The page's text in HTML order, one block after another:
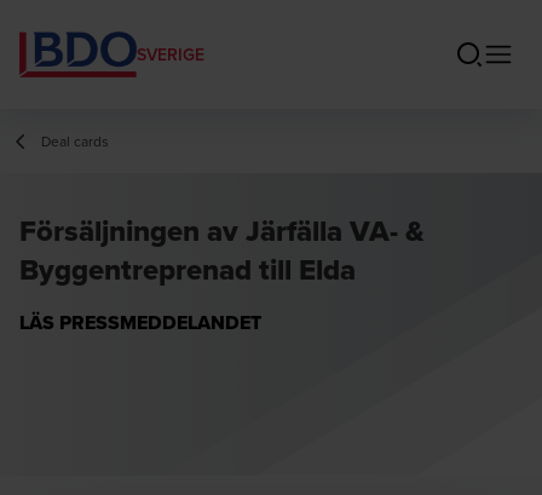
SVERIGE
Deal cards
Försäljningen av Järfälla VA- &
Byggentreprenad till Elda
LÄS PRESSMEDDELANDET